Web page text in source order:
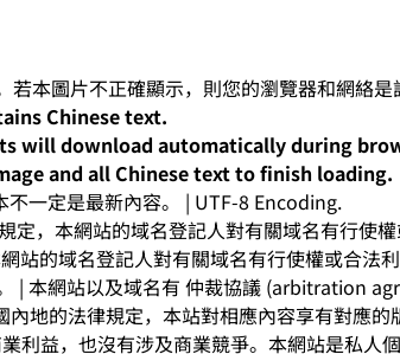
Chinese text.
will download automatically during
and all Chinese text to finish loading.
一定是最新內容。 | UTF-8 Encoding.
，本網站的域名登記人對有關域名有行使權
的域名登記人對有關域名有行使權或合法利
| 本網站以及域名有 仲裁協議 (arbitration
地的法律規定，本站對相應內容享有對應的
益，也沒有涉及商業競爭。本網站是私人個